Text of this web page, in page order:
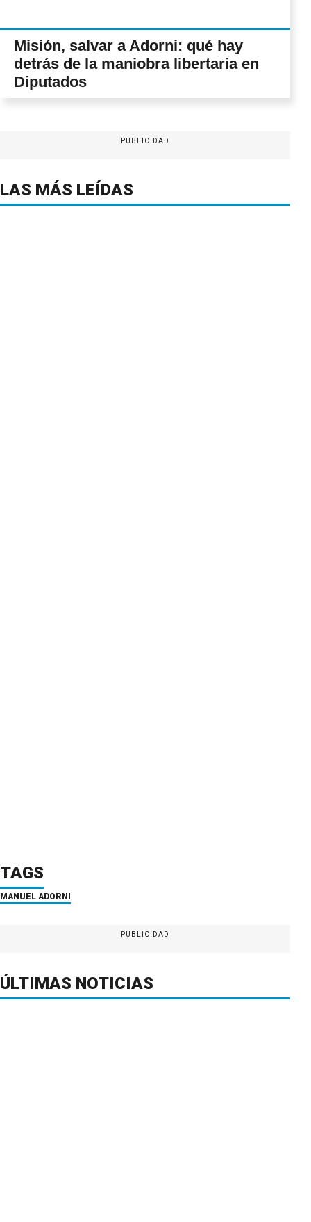
Misión, salvar a Adorni: qué hay
detrás de la maniobra libertaria en
Diputados
PUBLICIDAD
LAS MÁS LEÍDAS
TAGS
MANUEL ADORNI
PUBLICIDAD
ÚLTIMAS NOTICIAS